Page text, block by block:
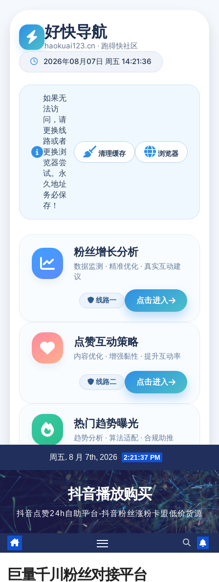
内
容
周五. 8 月 7th, 2026 2:21:38 PM
抖音播放购买
抖音点赞24h自助平台-抖音粉丝涨粉卡盟低价货源
巨量千川粉丝对接平台